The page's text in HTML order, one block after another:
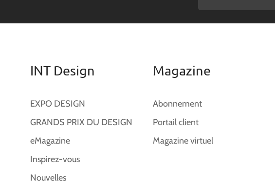
INT Design
EXPO DESIGN
GRANDS PRIX DU DESIGN
eMagazine
Inspirez-vous
Nouvelles
Magazine
Abonnement
Portail client
Magazine virtuel